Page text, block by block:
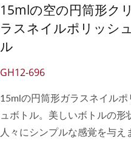
15mlの空の円筒形ク
ラスネイルポリッシ
ル
GH12-696
15mlの円筒形ガラスネイルポ
ュボトル。美しいボトルの形
人々にシンプルな感覚を与え